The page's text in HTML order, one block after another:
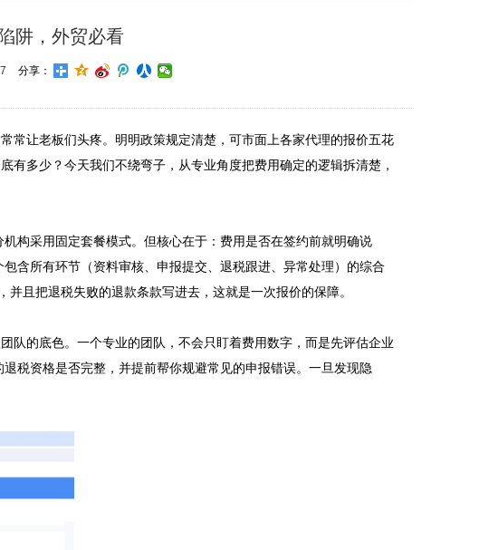
阱，外贸必看
分享：
常让老板们头疼。明明政策规定清楚，可市面上各家代理的报价五花
多少？今天我们不绕弯子，从专业角度把费用确定的逻辑拆清楚，
构采用固定套餐模式。但核心在于：费用是否在签约前就明确说
含所有环节（资料审核、申报提交、退税跟进、异常处理）的综合
且把退税失败的退款条款写进去，这就是一次报价的保障。
的底色。一个专业的团队，不会只盯着费用数字，而是先评估企业
税资格是否完整，并提前帮你规避常见的申报错误。一旦发现隐